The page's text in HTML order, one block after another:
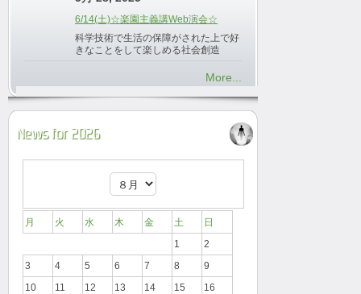
6/14(土)☆楽園主義講Web演会☆
科学技術で生活の保障がされた上で好
きなことをして楽しめる社会創造
More...
News for 2026
月 火 水 木 金 土
日
1
2
3
4 5 6 7 8
9
10
11 12 13 14 15
16